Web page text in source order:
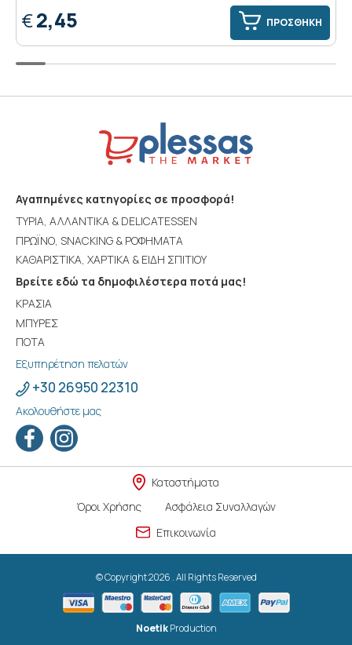
€2,45 ΠΡΟΣΘΗΚΗ
Αγαπημένες κατηγορίες σε προσφορά!
ΤΥΡΙΑ, ΑΛΛΑΝΤΙΚΑ & DELICATESSEN
ΠΡΩΪΝΟ, SNACKING & ΡΟΦΗΜΑΤΑ
ΚΑΘΑΡΙΣΤΙΚΑ, ΧΑΡΤΙΚΑ & ΕΙΔΗ ΣΠΙΤΙΟΥ
Βρείτε εδώ τα δημοφιλέστερα ποτά μας!
ΚΡΑΣΙΑ
ΜΠΥΡΕΣ
ΠΟΤΑ
Εξυπηρέτηση πελατών
+30 26950 22310
Ακολουθήστε μας
Καταστήματα
Όροι Χρήσης
Ασφάλεια Συναλλαγών
Επικοινωνία
© Copyright 2026 . All Rights Reserved
Noetik Production